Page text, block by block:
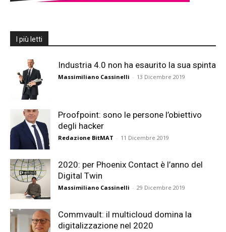
I più letti
Industria 4.0 non ha esaurito la sua spinta
Massimiliano Cassinelli - 13 Dicembre 2019
Proofpoint: sono le persone l’obiettivo
degli hacker
Redazione BitMAT - 11 Dicembre 2019
2020: per Phoenix Contact è l’anno del
Digital Twin
Massimiliano Cassinelli - 29 Dicembre 2019
Commvault: il multicloud domina la
digitalizzazione nel 2020